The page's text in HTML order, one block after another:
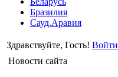
Бразилия
Сауд.Аравия
Здравствуйте, Гость! Войти
Новости сайта